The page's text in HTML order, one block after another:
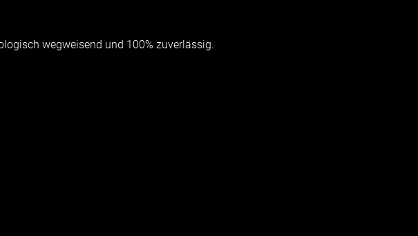
wegweisend und 100% zuverlässig.